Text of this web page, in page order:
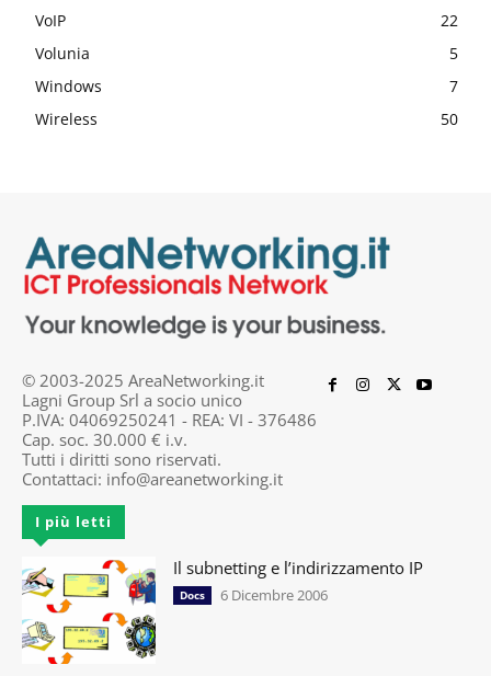
VoIP
22
Volunia
5
Windows
7
Wireless
50
© 2003-2025 AreaNetworking.it
Lagni Group Srl a socio unico
P.IVA: 04069250241 - REA: VI - 376486
Cap. soc. 30.000 € i.v.
Tutti i diritti sono riservati.
Contattaci: info@areanetworking.it
I più letti
Il subnetting e l’indirizzamento IP
Docs 6 Dicembre 2006